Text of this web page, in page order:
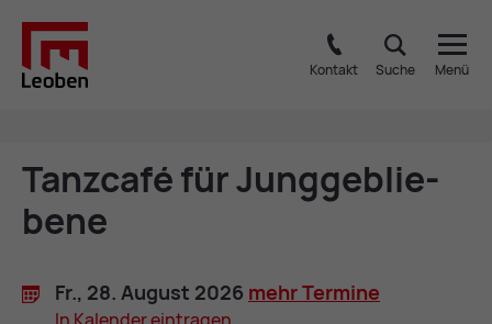
Kontakt Suche Menü
Tanz­café für Jung­ge­blie­
be­ne
Fr., 28. Au­gust 2026 mehr Ter­mi­ne